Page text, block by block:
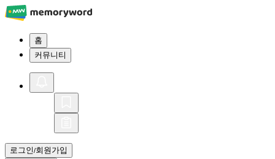
홈
커뮤니티
로그인/회원가입